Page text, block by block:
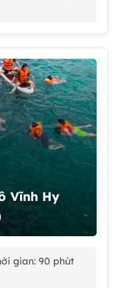
Vĩnh Hy
gian: 90 phút